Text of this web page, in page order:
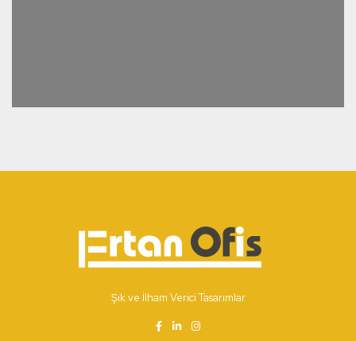
Şık ve İlham Verici Tasarımlar